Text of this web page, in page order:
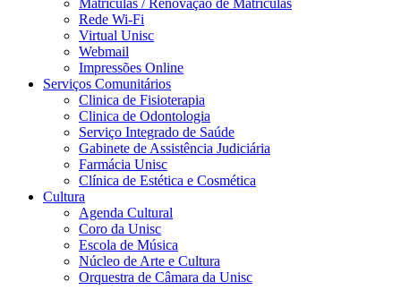
Matriculas / Renovação de Matriculas
Rede Wi-Fi
Virtual Unisc
Webmail
Impressões Online
Serviços Comunitários
Clinica de Fisioterapia
Clinica de Odontologia
Serviço Integrado de Saúde
Gabinete de Assistência Judiciária
Farmácia Unisc
Clínica de Estética e Cosmética
Cultura
Agenda Cultural
Coro da Unisc
Escola de Música
Núcleo de Arte e Cultura
Orquestra de Câmara da Unisc